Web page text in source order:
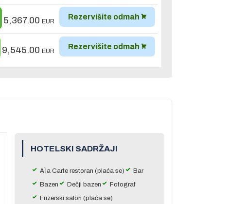
5,367.00 EUR
Rezervišite odmah
9,545.00 EUR
Rezervišite odmah
HOTELSKI SADRŽAJI
A`la Carte restoran (plaća se)
Bar
Bazen
Dečji bazen
Fotograf
Frizerski salon (plaća se)